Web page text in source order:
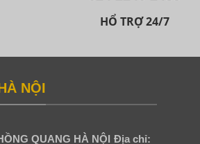
HỔ TRỢ 24/7
NỘI
QUANG HÀ NỘI Địa chỉ: